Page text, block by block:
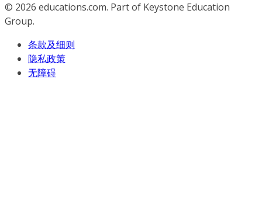
© 2026 educations.com. Part of Keystone Education
Group.
条款及细则
隐私政策
无障碍